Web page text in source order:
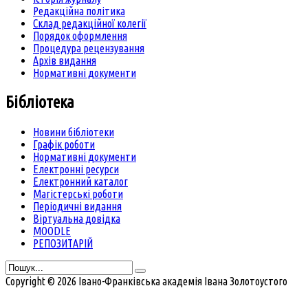
Редакційна політика
Склад редакційної колегії
Порядок оформлення
Процедура рецензування
Архів видання
Нормативні документи
Бібліотека
Новини бібліотеки
Графік роботи
Нормативні документи
Електронні ресурси
Електронний каталог
Магістерські роботи
Періодичні видання
Віртуальна довідка
MOODLE
РЕПОЗИТАРІЙ
Copyright © 2026 Івано-Франківська академія Івана Золотоустого